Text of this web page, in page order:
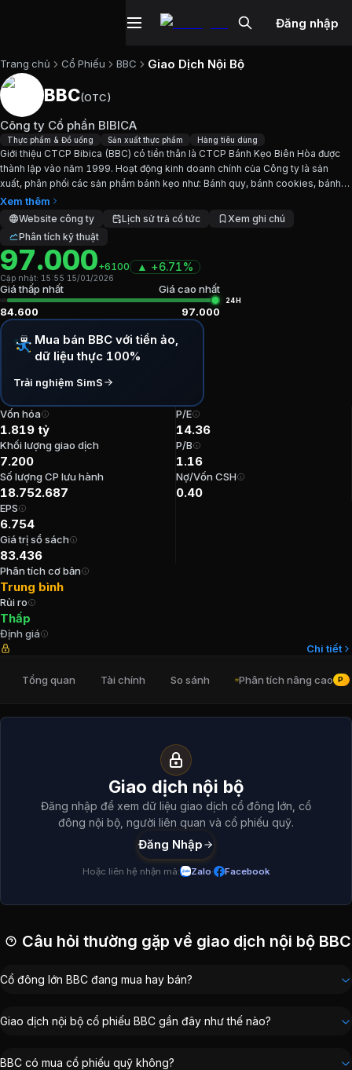
Đăng nhập
Trang chủ Cổ Phiếu BBC Giao Dịch Nội Bộ
Cổ phiếuBBC
Cập nhật: 15/1/2026.
Ngành:Thực phẩm & Đồ uống, Sản xuất thực phẩm, Hàng
Giới thiệuCông ty Cổ phần BIBICA
Giới thiệu CTCP Bibica (BBC) có tiền thân là CTCP Bánh
Chỉ số tài chính BBC
Giá hiện tại: 97000VND
Vốn hóa: 1.819 tỷ đồng
P/B: 1,16
EPS: 6.753,98
ROE:
ROA: 6,04%
Tỷ suất cổ tức:
Ban lãnh đạo Công ty Cổ phần BIBICA
Tổng Giám đốc
Chủ tịch Hội đồng Quản trị
Kế toán trưởng
Phó Tổng Giám đốc
Cổ đông lớn Công ty Cổ phần BIBICA
Polunin Discovery Funds - Frontier Markets: 1,46%
0,02%
0,01%
BBC(OTC)
Công ty Cổ phần BIBICA
Thực phẩm & Đồ uống Sản xuất thực phẩm Hàng tiêu dùng
Giới thiệu CTCP Bibica (BBC) có tiền thân là CTCP Bánh Kẹo Biên Hòa được
thành lập vào năm 1999. Hoạt động kinh doanh chính của Công ty là sản
xuất, phân phối các sản phẩm bánh kẹo như: Bánh quy, bánh cookies, bánh
layer cake, chocolate, kẹo cứng, kẹo mềm,...
Xem thêm
Website công ty Lịch sử trả cổ tức
Xem ghi chú
Phân tích kỹ thuật
97.000+6100 ▲ +6.71%
Cập nhật: 15:55 15/01/2026
Giá thấp nhất
Giá cao nhất
84.600
97.000
24H
Mua bán BBC với tiền ảo,
dữ liệu thực 100%
Trải nghiệm SimS
Vốn hóa
1.819 tỷ
Khối lượng giao dịch
7.200
Số lượng CP lưu hành
18.752.687
P/E
14.36
P/B
1.16
Nợ/Vốn CSH
0.40
EPS
6.754
Giá trị sổ sách
83.436
Phân tích cơ bản
Trung bình
Rủi ro
Thấp
Định giá
Chi tiết
Tổng quan Tài chính So sánh Phân tích nâng cao PRO
Giao dịch nội bộ và cổ đông lớn
Tổng hợp giao dịch cổ đông nội bộ, cổ đông lớn, người
Cổ đông lớn BBC
Danh sách cổ đông lớnBBC
Cổ đông
Công ty Cổ phần Tập đoàn PAN
Nguyễn Thị Kim Liên
0.10%
Bùi Thị Kim Khuê
Ban lãnh đạo liên quan giao dịch nội bộ
Tổng Giám đốc:Nguyễn Quốc Hoàng
Giao dịch nội bộ
Đăng nhập để xem dữ liệu giao dịch cổ đông lớn, cổ
đông nội bộ, người liên quan và cổ phiếu quỹ.
Đăng Nhập
Hoặc liên hệ nhận mã: Zalo· Facebook
Câu hỏi thường gặp về giao dịch nội bộ BBC
Cổ đông lớn BBC đang mua hay bán?
Giao dịch nội bộ cổ phiếu BBC gần đây như thế nào?
BBC có mua cổ phiếu quỹ không?